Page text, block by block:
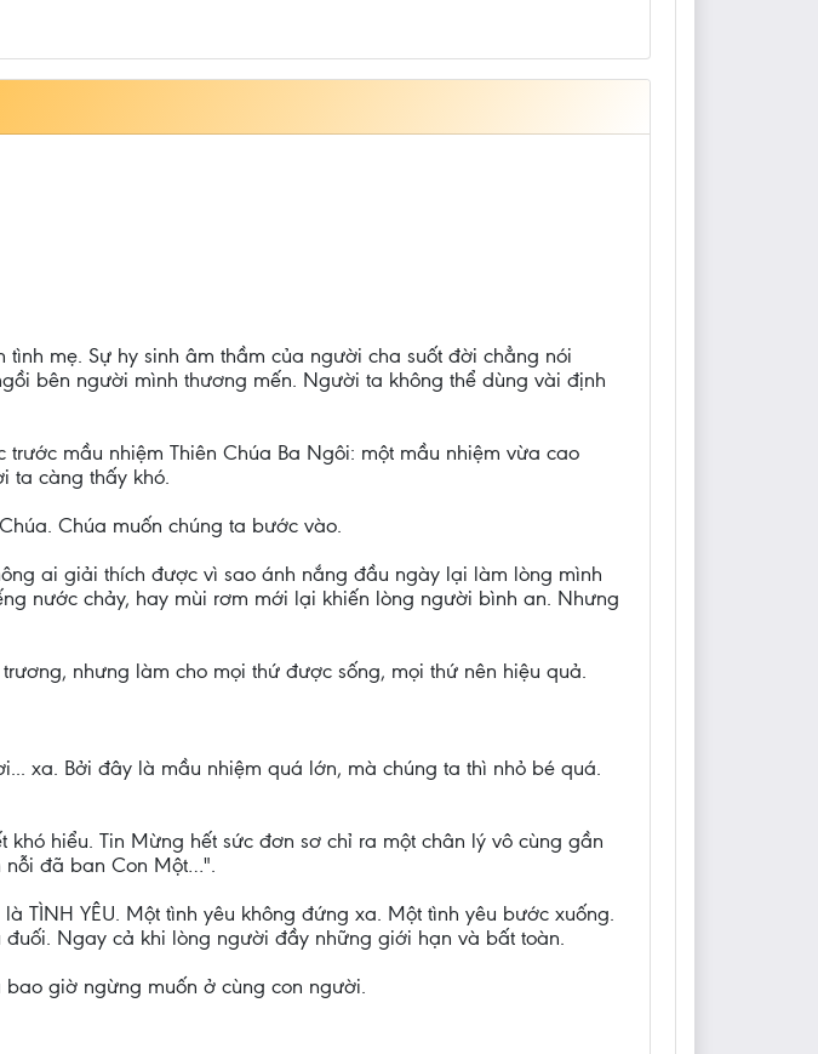
mẹ. Sự hy sinh âm thầm của người cha suốt đời chẳng nói
bên người mình thương mến. Người ta không thể dùng vài định
mầu nhiệm Thiên Chúa Ba Ngôi: một mầu nhiệm vừa cao
ta càng thấy khó.
Chúa muốn chúng ta bước vào.
ai giải thích được vì sao ánh nắng đầu ngày lại làm lòng mình
nước chảy, hay mùi rơm mới lại khiến lòng người bình an. Nhưng
nhưng làm cho mọi thứ được sống, mọi thứ nên hiệu quả.
xa. Bởi đây là mầu nhiệm quá lớn, mà chúng ta thì nhỏ bé quá.
hiểu. Tin Mừng hết sức đơn sơ chỉ ra một chân lý vô cùng gần
nỗi đã ban Con Một…".
TÌNH YÊU. Một tình yêu không đứng xa. Một tình yêu bước xuống.
Ngay cả khi lòng người đầy những giới hạn và bất toàn.
giờ ngừng muốn ở cùng con người.